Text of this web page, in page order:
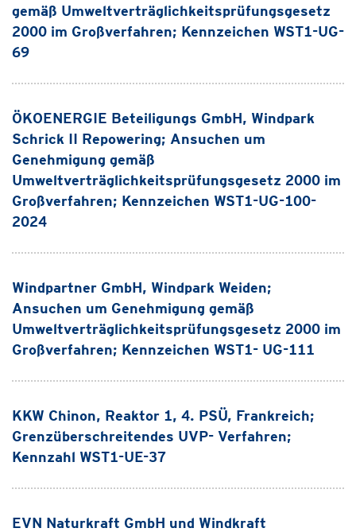
gemäß Umweltverträglichkeitsprüfungsgesetz
2000 im Großverfahren; Kennzeichen WST1-UG-
69
ÖKOENERGIE Beteiligungs GmbH, Windpark
Schrick II Repowering; Ansuchen um
Genehmigung gemäß
Umweltverträglichkeitsprüfungsgesetz 2000 im
Großverfahren; Kennzeichen WST1-UG-100-
2024
Windpartner GmbH, Windpark Weiden;
Ansuchen um Genehmigung gemäß
Umweltverträglichkeitsprüfungsgesetz 2000 im
Großverfahren; Kennzeichen WST1- UG-111
KKW Chinon, Reaktor 1, 4. PSÜ, Frankreich;
Grenzüberschreitendes UVP- Verfahren;
Kennzahl WST1-UE-37
EVN Naturkraft GmbH und Windkraft